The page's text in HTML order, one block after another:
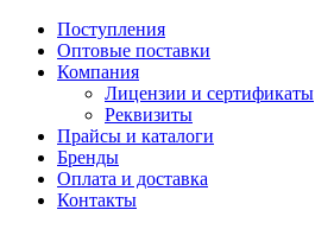
Поступления
Оптовые поставки
Компания
Лицензии и сертификаты
Реквизиты
Прайсы и каталоги
Бренды
Оплата и доставка
Контакты